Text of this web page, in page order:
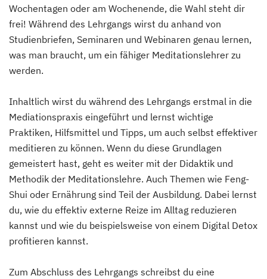
Wochentagen oder am Wochenende, die Wahl steht dir
frei! Während des Lehrgangs wirst du anhand von
Studienbriefen, Seminaren und Webinaren genau lernen,
was man braucht, um ein fähiger Meditationslehrer zu
werden.
Inhaltlich wirst du während des Lehrgangs erstmal in die
Mediationspraxis eingeführt und lernst wichtige
Praktiken, Hilfsmittel und Tipps, um auch selbst effektiver
meditieren zu können. Wenn du diese Grundlagen
gemeistert hast, geht es weiter mit der Didaktik und
Methodik der Meditationslehre. Auch Themen wie Feng-
Shui oder Ernährung sind Teil der Ausbildung. Dabei lernst
du, wie du effektiv externe Reize im Alltag reduzieren
kannst und wie du beispielsweise von einem Digital Detox
profitieren kannst.
Zum Abschluss des Lehrgangs schreibst du eine